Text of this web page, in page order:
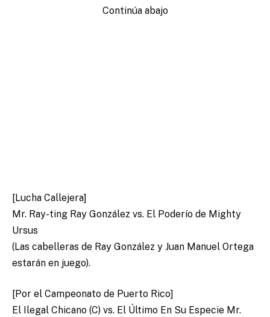
Continúa abajo
[Lucha Callejera]
Mr. Ray-ting Ray González vs. El Poderío de Mighty
Ursus
(Las cabelleras de Ray González y Juan Manuel Ortega
estarán en juego).
[Por el Campeonato de Puerto Rico]
El Ilegal Chicano (C) vs. El Último En Su Especie Mr.